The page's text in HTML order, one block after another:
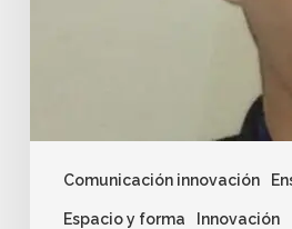
Comunicación innovación
Espacio y forma Innovación